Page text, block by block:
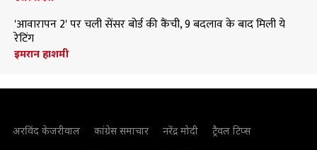
'आवारापन 2' पर चली सेंसर बोर्ड की कैंची, 9 बदलाव के बाद मिली ये
रेटिंग
इमरान हाशमी
अरविंद केजरीवाल कांग्रेस समाचार नरेंद्र मोदी
ट्रैवल टिप्स